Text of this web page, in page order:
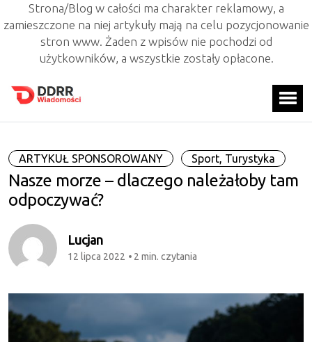
Strona/Blog w całości ma charakter reklamowy, a
zamieszczone na niej artykuły mają na celu pozycjonowanie
stron www. Żaden z wpisów nie pochodzi od
użytkowników, a wszystkie zostały opłacone.
ARTYKUŁ SPONSOROWANY Sport, Turystyka
Nasze morze – dlaczego należałoby tam
odpoczywać?
Lucjan
12 lipca 2022 2 min. czytania